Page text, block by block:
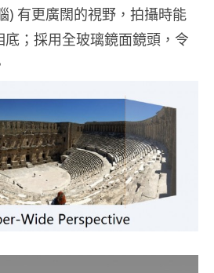
) 有更廣闊的視野，拍攝時能
；採用全玻璃鏡面鏡頭，令